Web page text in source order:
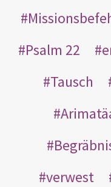
Psalm 22
Tausch
verwest